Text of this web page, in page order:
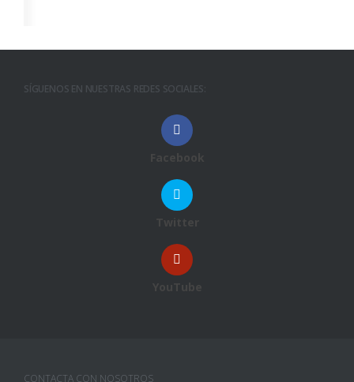
SÍGUENOS EN NUESTRAS REDES SOCIALES:
Facebook
Twitter
YouTube
CONTACTA CON NOSOTROS